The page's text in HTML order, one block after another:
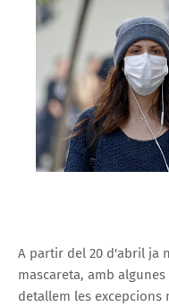
A partir del 20 d'abril ja
mascareta, amb
detallem les excepcions